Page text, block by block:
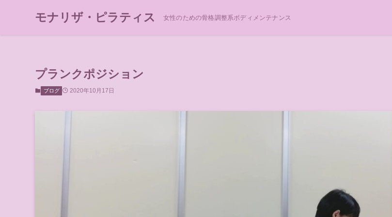
モナリザ・ピラティス 女性のための骨格調整系ボディメンテナンス
プランクポジション
ブログ 2020年10月17日